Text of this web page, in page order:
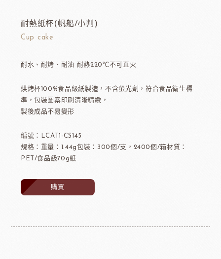
耐熱紙杯(帆船/小判)
Cup cake
耐水、耐烤、耐油 耐熱220℃不可直火
烘烤杯100%食品級紙製造，不含螢光劑，符合食品衛生標
準，包裝圖案印刷清晰精緻，
製後成品不易變形
編號：LCAT1-CS145
規格：重量：1.44g包裝：300個/支，2400個/箱材質：
PET/食品級70g紙
購買